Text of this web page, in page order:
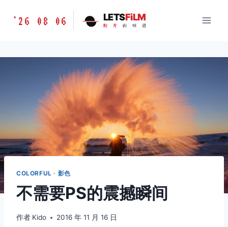
胶
味
LETSFILM
'26 08 06 LETSFiLM
胶 片 的 味 道
COLORFUL · 影色
不需要PS的震撼瞬间
作者 Kido 2016 年 11 月 16 日